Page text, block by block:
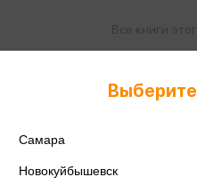
Самара
Новокуйбышевск